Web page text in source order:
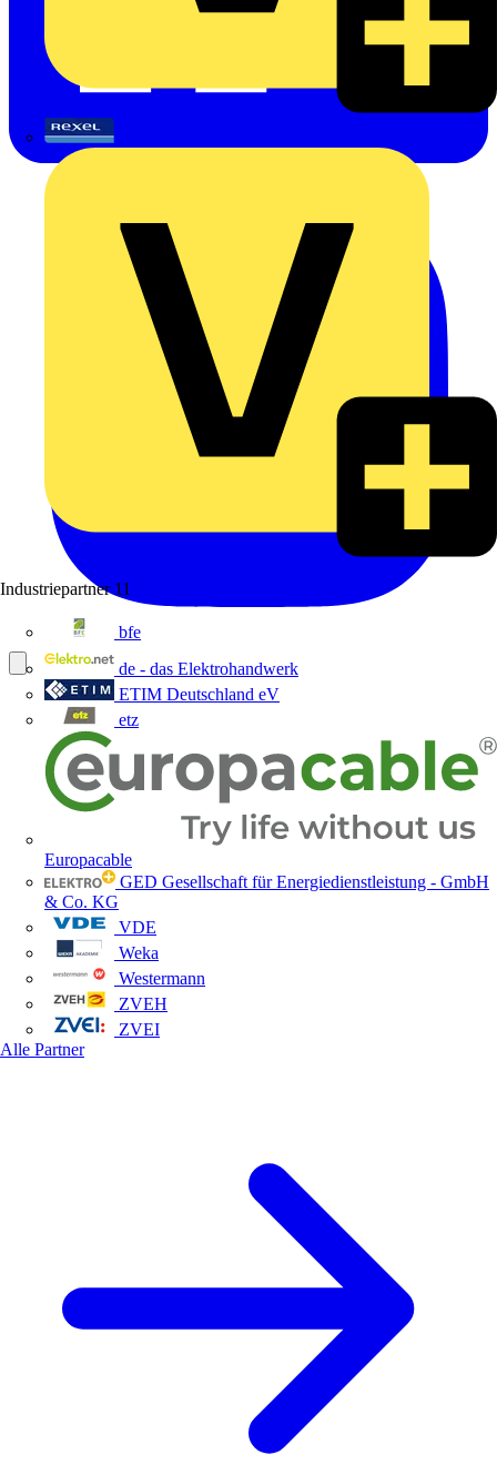
Industriepartner 11
bfe
de - das Elektrohandwerk
ETIM Deutschland eV
etz
Europacable
GED Gesellschaft für Energiedienstleistung - GmbH
& Co. KG
VDE
Weka
Westermann
ZVEH
ZVEI
Alle Partner